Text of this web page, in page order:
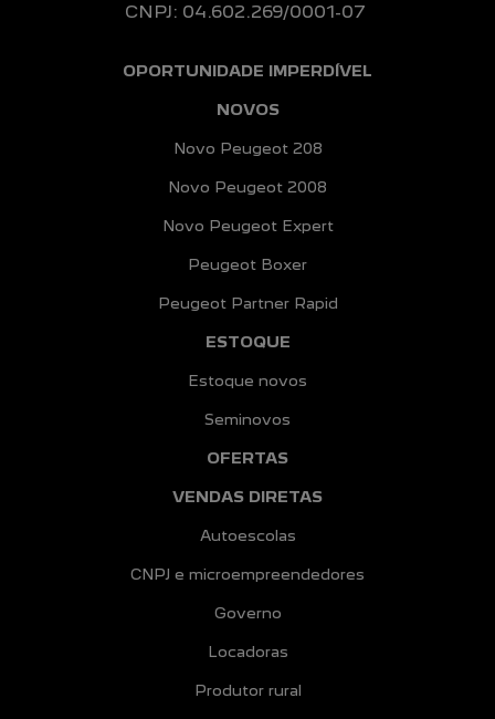
CNPJ: 04.602.269/0001-07
OPORTUNIDADE IMPERDÍVEL
NOVOS
Novo Peugeot 208
Novo Peugeot 2008
Novo Peugeot Expert
Peugeot Boxer
Peugeot Partner Rapid
ESTOQUE
Estoque novos
Seminovos
OFERTAS
VENDAS DIRETAS
Autoescolas
CNPJ e microempreendedores
Governo
Locadoras
Produtor rural